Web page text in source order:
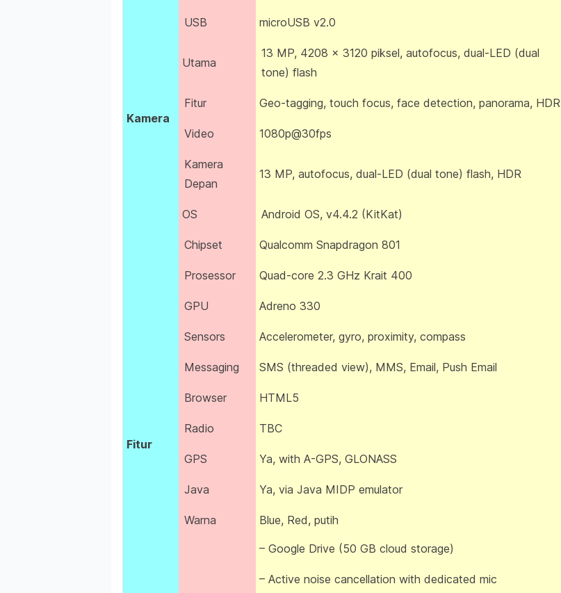
USB microUSB v2.0
Kamera
Utama
13 MP, 4208 x 3120 piksel, autofocus, dual-LED (dual
tone) flash
Fitur Geo-tagging, touch focus, face detection, panorama, HDR
Video 1080p@30fps
Kamera
Depan
13 MP, autofocus, dual-LED (dual tone) flash, HDR
Fitur
OS Android OS, v4.4.2 (KitKat)
Chipset Qualcomm Snapdragon 801
Prosessor Quad-core 2.3 GHz Krait 400
GPU Adreno 330
Sensors Accelerometer, gyro, proximity, compass
Messaging SMS (threaded view), MMS, Email, Push Email
Browser HTML5
Radio TBC
GPS Ya, with A-GPS, GLONASS
Java Ya, via Java MIDP emulator
Warna Blue, Red, putih
– Google Drive (50 GB cloud storage)
– Active noise cancellation with dedicated mic